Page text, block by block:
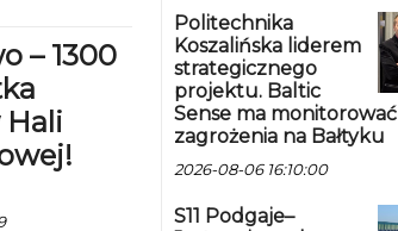
– 1300
Hali
Politechnika
Koszalińska liderem
strategicznego
projektu. Baltic
Sense ma monitorować
zagrożenia na Bałtyku
2026-08-06 16:10:00
S11 Podgaje–